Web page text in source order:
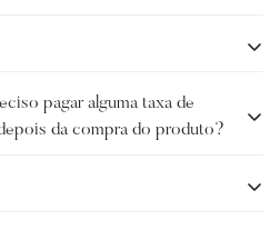
possui loja física no momento. O
que faz a seleção e curadoria
(nacionais e
para o cliente. No grupo
pagar alguma taxa de
da compra do produto?
importados, e com produtos